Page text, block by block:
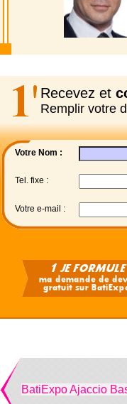
Recevez et
Remplir votre
Votre Nom :
Tel. fixe :
Votre e-mail :
BatiExpo Ajaccio